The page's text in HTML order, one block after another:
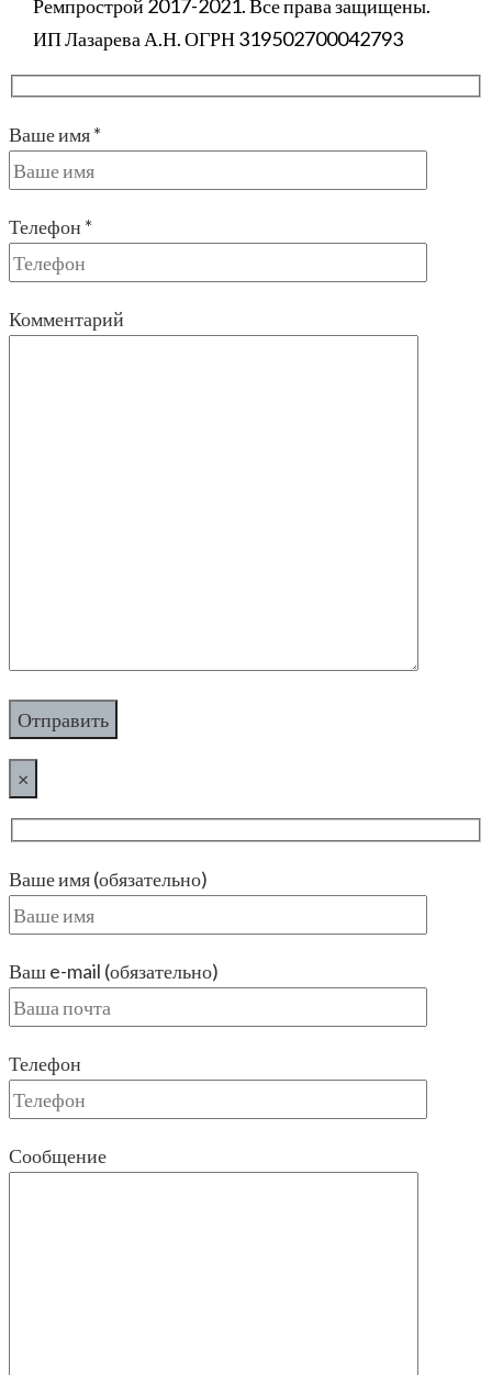
Ремпрострой 2017-2021. Все права защищены.
ИП Лазарева А.Н. ОГРН 319502700042793
Ваше имя *
Телефон *
Комментарий
×
Ваше имя (обязательно)
Ваш e-mail (обязательно)
Телефон
Сообщение